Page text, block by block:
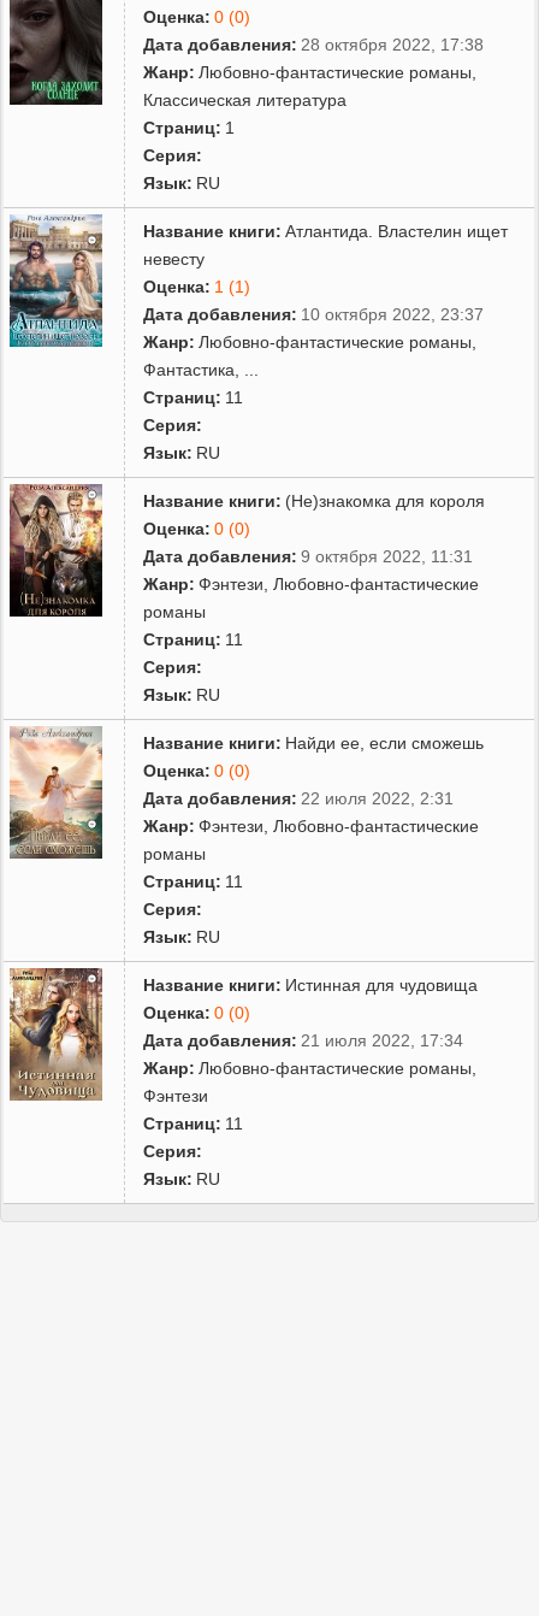
Оценка: 0 (0)
Дата добавления: 28 октября 2022, 17:38
Жанр: Любовно-фантастические романы
Классическая литература
Страниц: 1
Серия:
Язык: RU
Название книги: Атлантида. Властелин ищет
невесту
Оценка: 1 (1)
Дата добавления: 10 октября 2022, 23:37
Жанр: Любовно-фантастические романы
Фантастика
Страниц: 11
Серия:
Язык: RU
Название книги: (Не)знакомка для короля
Оценка: 0 (0)
Дата добавления: 9 октября 2022, 11:31
Жанр: Фэнтези
Любовно-фантастические
романы
Страниц: 11
Серия:
Язык: RU
Название книги: Найди ее, если сможешь
Оценка: 0 (0)
Дата добавления: 22 июля 2022, 2:31
Жанр: Фэнтези
Любовно-фантастические
романы
Страниц: 11
Серия:
Язык: RU
Название книги: Истинная для чудовища
Оценка: 0 (0)
Дата добавления: 21 июля 2022, 17:34
Жанр: Любовно-фантастические романы
Фэнтези
Страниц: 11
Серия:
Язык: RU